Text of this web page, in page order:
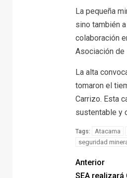
La pequeña
sino también
colaboración
Asociación de
La alta
tomaron el
Carrizo. Esta
sustentable y
Tags: Atacama
seguridad
Anterior
SEA